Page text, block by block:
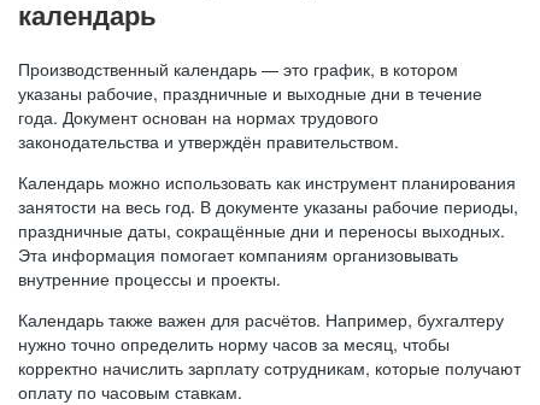
календарь
Производственный календарь — это график, в котором
указаны рабочие, праздничные и выходные дни в течение
года. Документ основан на нормах трудового
законодательства и утверждён правительством.
Календарь можно использовать как инструмент планирования
занятости на весь год. В документе указаны рабочие периоды,
праздничные даты, сокращённые дни и переносы выходных.
Эта информация помогает компаниям организовывать
внутренние процессы и проекты.
Календарь также важен для расчётов. Например, бухгалтеру
нужно точно определить норму часов за месяц, чтобы
корректно начислить зарплату сотрудникам, которые получают
оплату по часовым ставкам.